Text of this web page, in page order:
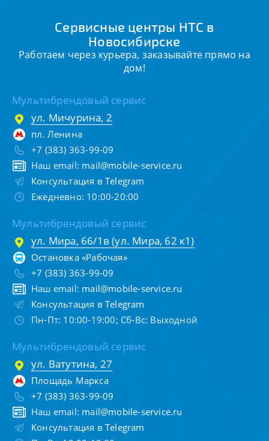
Сервисные центры HTC в
Новосибирске
Работаем через курьера, заказывайте прямо на
дом!
Мультибрендовый сервис
ул. Мичурина, 2
пл. Ленина
+7 (383) 363-99-09
Наш email: mail@mobile-service.ru
Консультация в Telegram
Ежедневно: 10:00-20:00
Мультибрендовый сервис
ул. Мира, 66/1в (ул. Мира, 62 к1)
Остановка «Рабочая»
+7 (383) 363-99-09
Наш email: mail@mobile-service.ru
Консультация в Telegram
Пн-Пт: 10:00-19:00; Сб-Вс: Выходной
Мультибрендовый сервис
ул. Ватутина, 27
Площадь Маркса
+7 (383) 363-99-09
Наш email: mail@mobile-service.ru
Консультация в Telegram